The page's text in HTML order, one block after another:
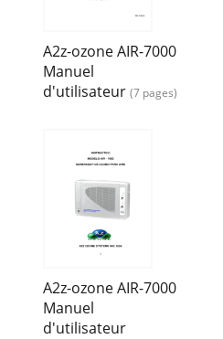
A2z-ozone AIR-7000
Manuel
d'utilisateur (7 pages)
A2z-ozone AIR-7000
Manuel
d'utilisateur